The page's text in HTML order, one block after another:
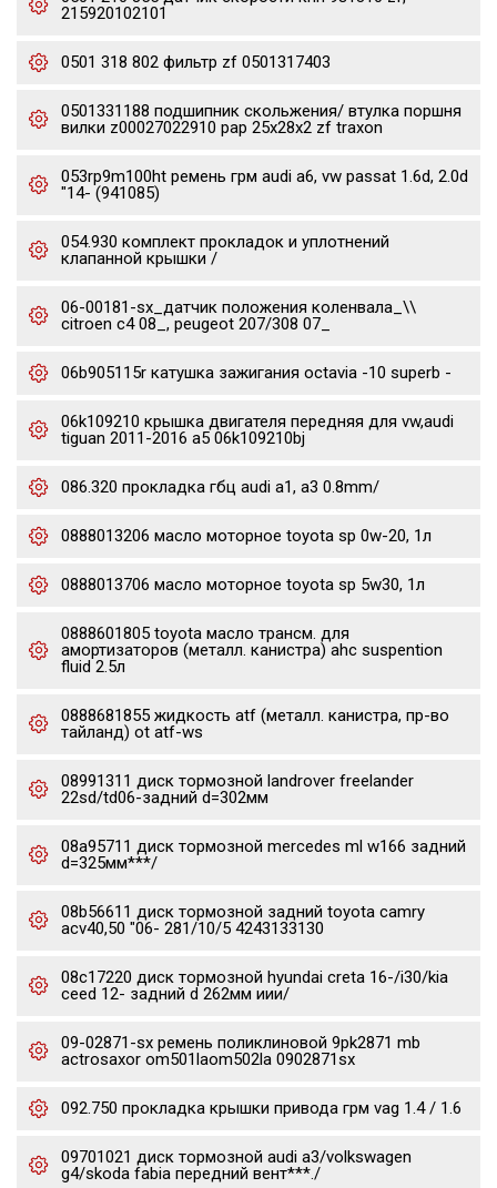
215920102101
0501 318 802 фильтр zf 0501317403
0501331188 подшипник скольжения/ втулка поршня
вилки z00027022910 pap 25x28x2 zf traxon
053rp9m100ht ремень грм audi a6, vw passat 1.6d, 2.0d
"14- (941085)
054.930 комплект прокладок и уплотнений
клапанной крышки /
06-00181-sx_датчик положения коленвала_\\
citroen c4 08_, peugeot 207/308 07_
06b905115r катушка зажигания octavia -10 superb -
06k109210 крышка двигателя передняя для vw,audi
tiguan 2011-2016 a5 06k109210bj
086.320 прокладка гбц audi a1, a3 0.8mm/
0888013206 масло моторное toyota sp 0w-20, 1л
0888013706 масло моторное toyota sp 5w30, 1л
0888601805 toyota масло трансм. для
амортизаторов (металл. канистра) ahc suspention
fluid 2.5л
0888681855 жидкость atf (металл. канистра, пр-во
тайланд) ot atf-ws
08991311 диск тормозной landrover freelander
22sd/td06-задний d=302мм
08a95711 диск тормозной mercedes ml w166 задний
d=325мм***/
08b56611 диск тормозной задний toyota camry
acv40,50 "06- 281/10/5 4243133130
08c17220 диск тормозной hyundai creta 16-/i30/kia
ceed 12- задний d 262мм иии/
09-02871-sx ремень поликлиновой 9pk2871 mb
actrosaxor om501laom502la 0902871sx
092.750 прокладка крышки привода грм vag 1.4 / 1.6
09701021 диск тормозной audi a3/volkswagen
g4/skoda fabia передний вент***./